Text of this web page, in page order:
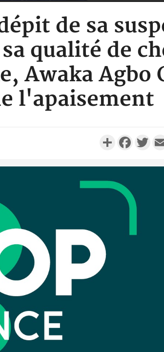
de sa
qualité de
Awaka Agbo
l'apaisement
Partager
Côte